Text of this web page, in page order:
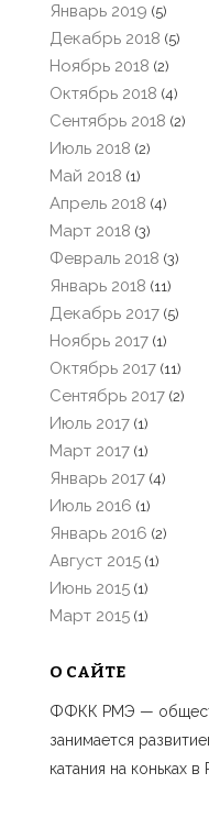
Январь 2019 (5)
Декабрь 2018 (5)
Ноябрь 2018 (2)
Октябрь 2018 (4)
Сентябрь 2018 (2)
Июль 2018 (2)
Май 2018 (1)
Апрель 2018 (4)
Март 2018 (3)
Февраль 2018 (3)
Январь 2018 (11)
Декабрь 2017 (5)
Ноябрь 2017 (1)
Октябрь 2017 (11)
Сентябрь 2017 (2)
Июль 2017 (1)
Март 2017 (1)
Январь 2017 (4)
Июль 2016 (1)
Январь 2016 (2)
Август 2015 (1)
Июнь 2015 (1)
Март 2015 (1)
О САЙТЕ
ФФКК РМЭ —
занимается
катания на коньках